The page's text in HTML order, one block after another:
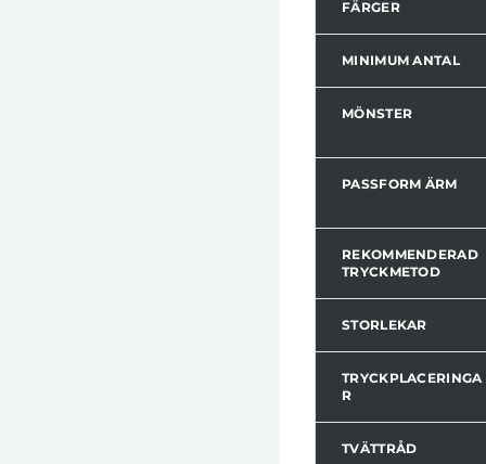
FÄRGER
MINIMUM ANTAL
MÖNSTER
PASSFORM ÄRM
REKOMMENDERAD
TRYCKMETOD
STORLEKAR
TRYCKPLACERINGA
R
TVÄTTRÅD